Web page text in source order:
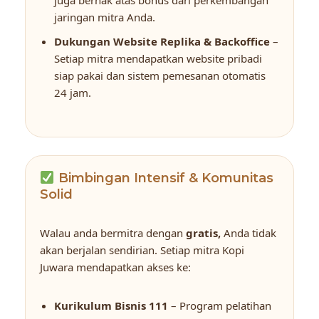
jaringan mitra Anda.
Dukungan Website Replika & Backoffice –
Setiap mitra mendapatkan website pribadi
siap pakai dan sistem pemesanan otomatis
24 jam.
Bimbingan Intensif & Komunitas
Solid
Walau anda bermitra dengan gratis, Anda tidak
akan berjalan sendirian. Setiap mitra Kopi
Juwara mendapatkan akses ke:
Kurikulum Bisnis 111 – Program pelatihan